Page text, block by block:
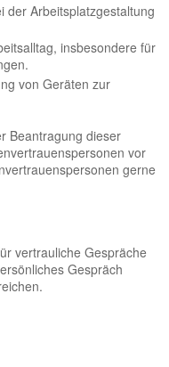
der Arbeitsplatzgestaltung
insbesondere für
von Geräten zur
Beantragung dieser
vor
gerne
vertrauliche Gespräche
Gespräch